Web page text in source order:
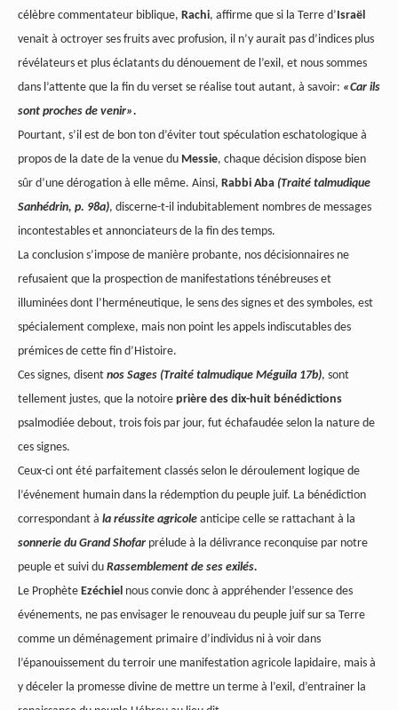
célèbre commentateur biblique, Rachi, affirme que si la Terre d’Israël
venait à octroyer ses fruits avec profusion, il n’y aurait pas d’indices plus
révélateurs et plus éclatants du dénouement de l’exil, et nous sommes
dans l’attente que la fin du verset se réalise tout autant, à savoir: «Car ils
sont proches de venir».
Pourtant, s’il est de bon ton d’éviter tout spéculation eschatologique à
propos de la date de la venue du Messie, chaque décision dispose bien
sûr d’une dérogation à elle même. Ainsi, Rabbi Aba (Traité talmudique
Sanhédrin, p. 98a), discerne-t-il indubitablement nombres de messages
incontestables et annonciateurs de la fin des temps.
La conclusion s’impose de manière probante, nos décisionnaires ne
refusaient que la prospection de manifestations ténébreuses et
illuminées dont l’herméneutique, le sens des signes et des symboles, est
spécialement complexe, mais non point les appels indiscutables des
prémices de cette fin d’Histoire.
Ces signes, disent nos Sages (Traité talmudique Méguila 17b), sont
tellement justes, que la notoire prière des dix-huit bénédictions
psalmodiée debout, trois fois par jour, fut échafaudée selon la nature de
ces signes.
Ceux-ci ont été parfaitement classés selon le déroulement logique de
l’événement humain dans la rédemption du peuple juif. La bénédiction
correspondant à la réussite agricole anticipe celle se rattachant à la
sonnerie du Grand Shofar prélude à la délivrance reconquise par notre
peuple et suivi du Rassemblement de ses exilés.
Le Prophète Ezéchiel nous convie donc à appréhender l’essence des
événements, ne pas envisager le renouveau du peuple juif sur sa Terre
comme un déménagement primaire d’individus ni à voir dans
l’épanouissement du terroir une manifestation agricole lapidaire, mais à
y déceler la promesse divine de mettre un terme à l’exil, d’entrainer la